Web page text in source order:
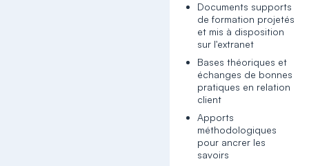
Documents supports
de formation projetés
et mis à disposition
sur l'extranet
Bases théoriques et
échanges de bonnes
pratiques en relation
client
Apports
méthodologiques
pour ancrer les
savoirs